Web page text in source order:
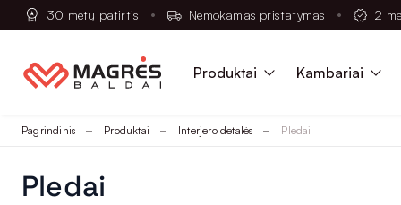
30 metų patirtis Nemokamas pristatymas 2
Produktai Kambariai
Pagrindinis Produktai Interjero detalės Pledai
Pledai